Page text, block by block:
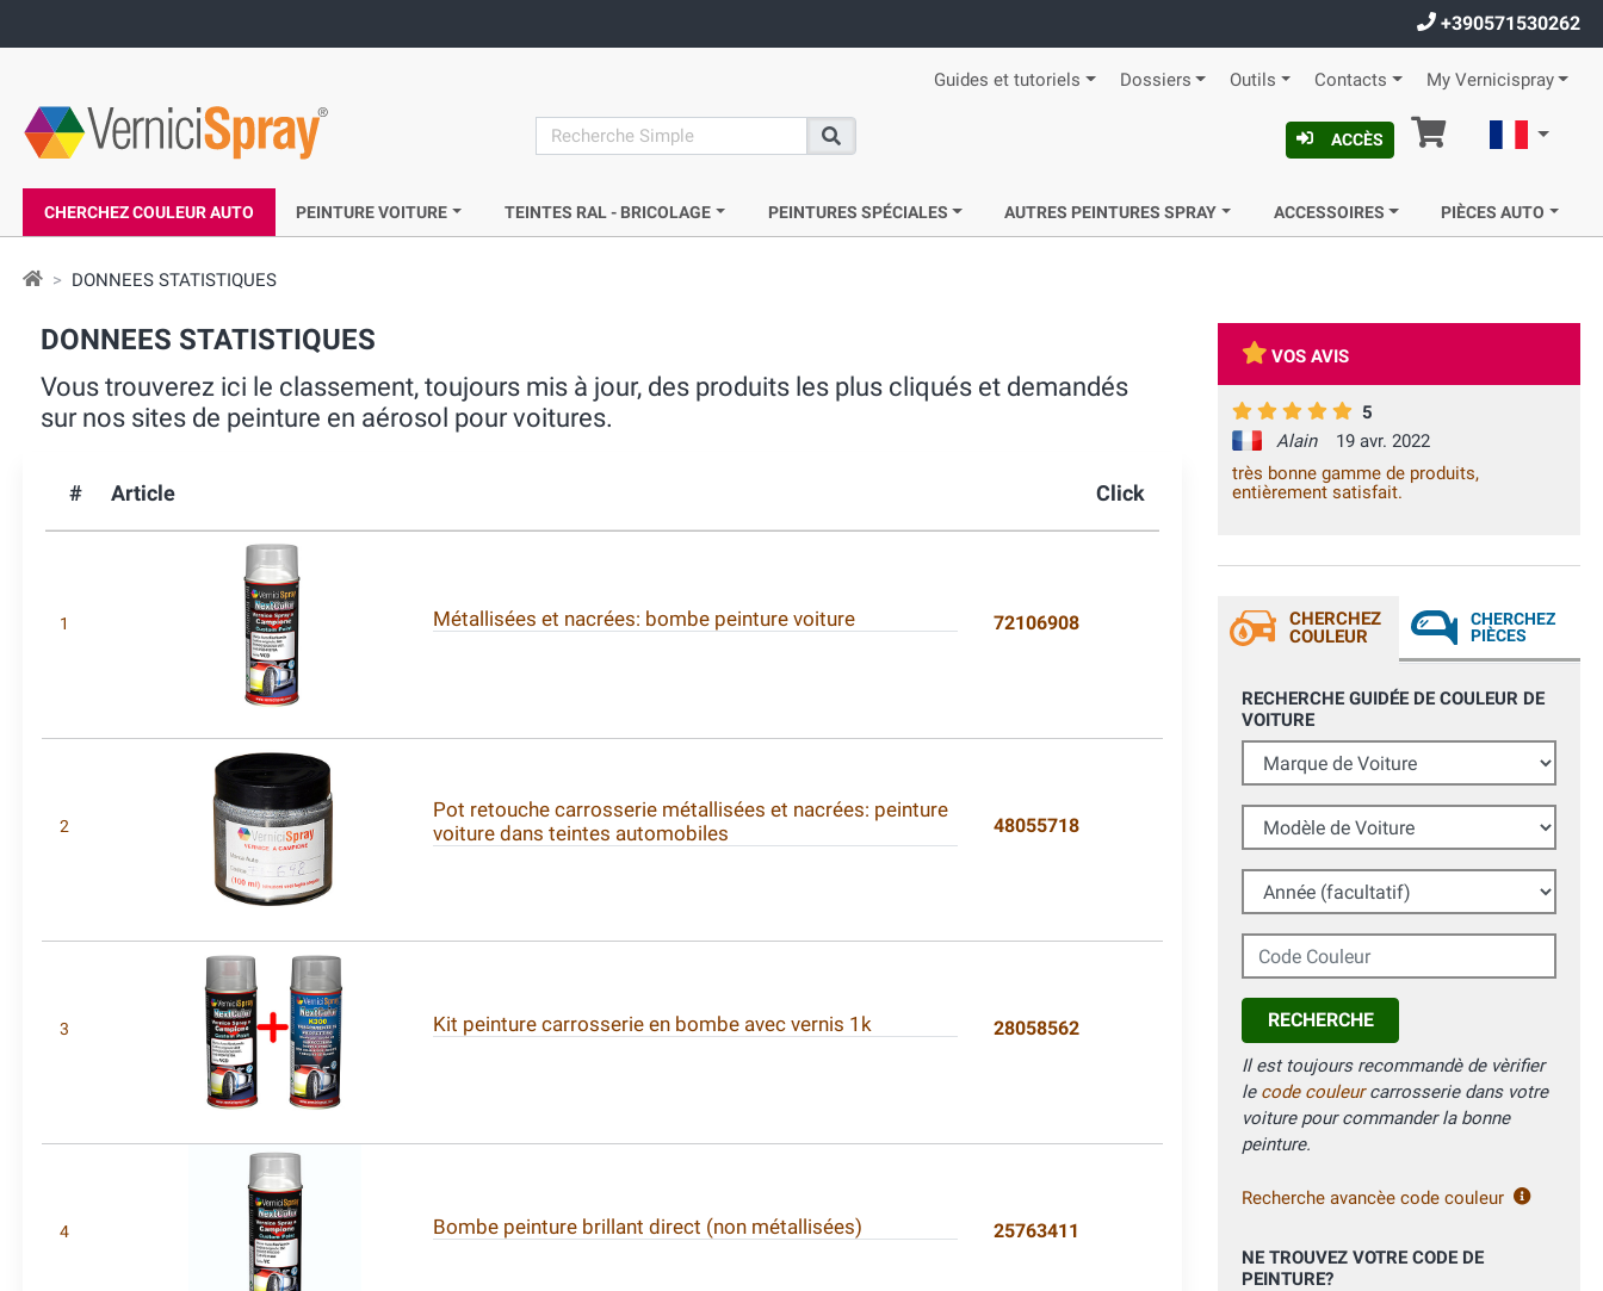
+390571530262
Guides et tutoriels Dossiers Outils Contacts My Vernicispray
search
Recherche
ACCÈS Panier
CHERCHEZ COULEUR AUTO PEINTURE VOITURE TEINTES RAL - BRICOLAGE PEINTURES SPÉCIALES AUTRES PEINTURES SPRAY ACCESSOIRES PIÈCES AUTO
DONNEES STATISTIQUES
DONNEES STATISTIQUES
Vous trouverez ici le classement, toujours mis à jour, des produits les plus cliqués et demandés
sur nos sites de peinture en aérosol pour voitures.
# Article Click
1 Métallisées et nacrées: bombe peinture voiture 72106908
2
Pot retouche carrosserie métallisées et nacrées: peinture
voiture dans teintes automobiles
48055718
3 Kit peinture carrosserie en bombe avec vernis 1k 28058562
4 Bombe peinture brillant direct (non métallisées) 25763411
VOS AVIS
5
Alain
19 avr. 2022
très bonne gamme de produits,
entièrement satisfait.
CHERCHEZ
COULEUR
CHERCHEZ
PIÈCES
RECHERCHE GUIDÉE DE COULEUR DE
VOITURE
Marque de Voiture
Modèle de Voiture
Année (facultatif)
Code Couleur
RECHERCHE
Il est toujours recommandè de vèrifier
le code couleurcarrosserie dans votre
voiture pour commander la bonne
peinture.
Recherche avancèe code couleur
NE TROUVEZ VOTRE CODE DE
PEINTURE?